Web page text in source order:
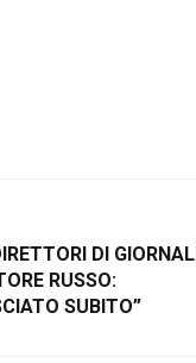
DI GIORNALI
RUSSO:
SUBITO”